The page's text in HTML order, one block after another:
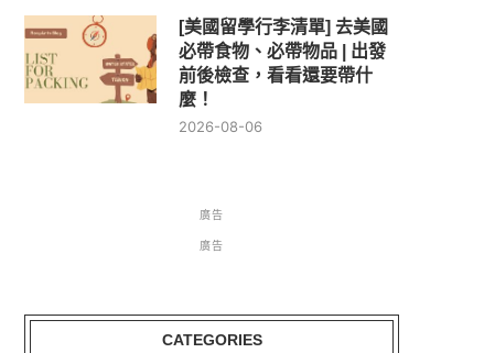
[美國留學行李清單] 去美國
必帶食物、必帶物品 | 出發
前後檢查，看看還要帶什
麼！
2026-08-06
廣告
廣告
CATEGORIES